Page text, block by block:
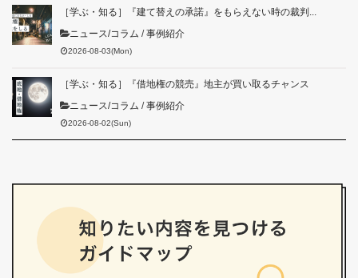
［学ぶ・知る］『建て替えの承諾』をもらえない時の裁判...
ニュース/コラム /事例紹介
2026-08-03(Mon)
［学ぶ・知る］『借地権の競売』地主が買い取るチャンス
ニュース/コラム /事例紹介
2026-08-02(Sun)